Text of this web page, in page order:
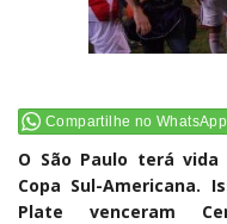
Compartilhe no WhatsApp
O São Paulo terá
Copa Sul-Americana.
Plate venceram